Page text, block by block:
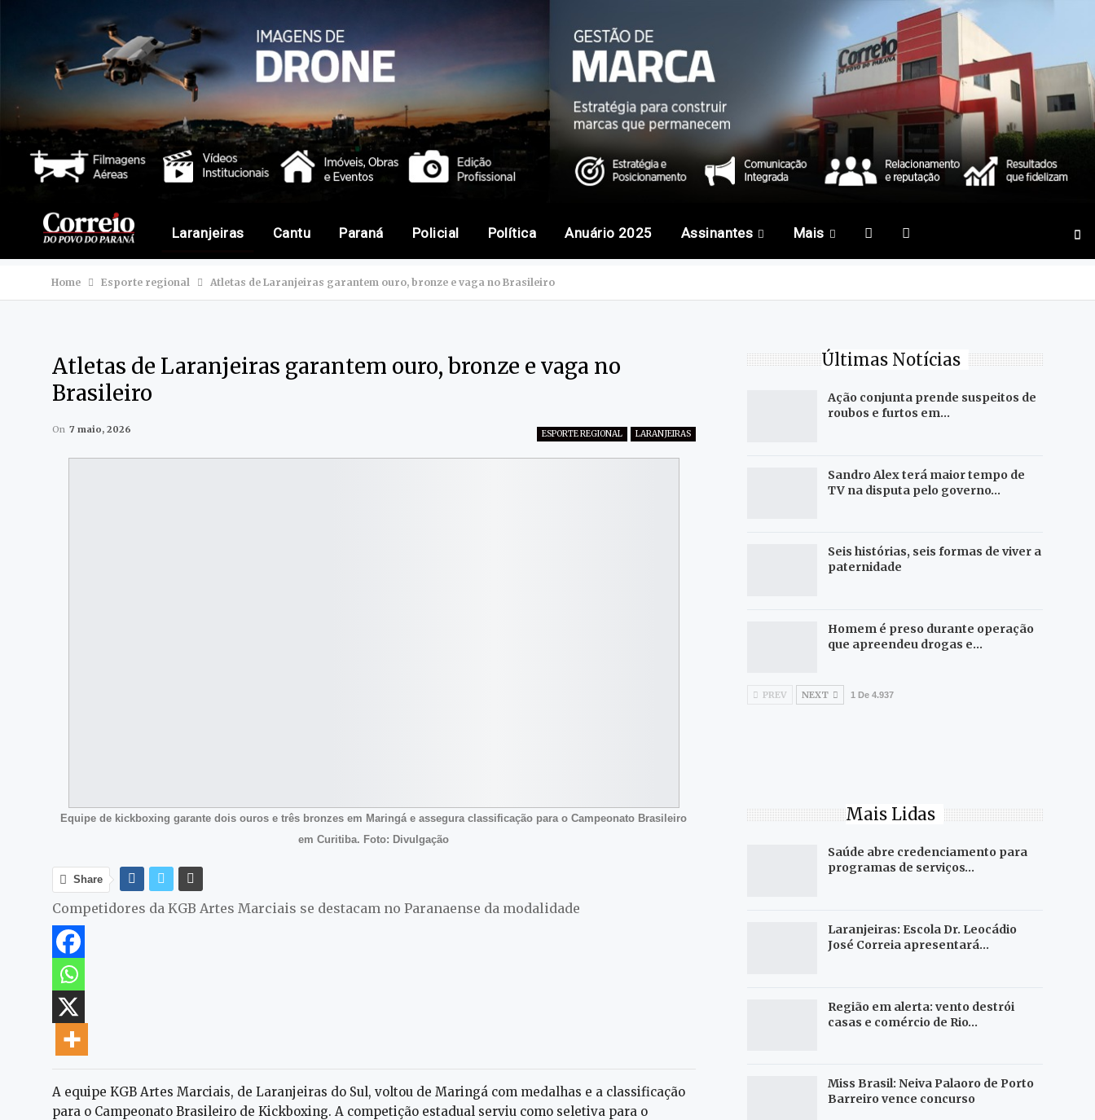
Laranjeiras Cantu Paraná Policial Política Anuário 2025 Assinantes Mais
Home Esporte regional Atletas de Laranjeiras garantem ouro, bronze e vaga no Brasileiro
Atletas de Laranjeiras garantem ouro, bronze e vaga no
Brasileiro
ESPORTE REGIONAL LARANJEIRAS
On 7 maio, 2026
Equipe de kickboxing garante dois ouros e três bronzes em Maringá e assegura classificação para o Campeonato Brasileiro
em Curitiba. Foto: Divulgação
Share
Competidores da KGB Artes Marciais se destacam no Paranaense da modalidade
A equipe KGB Artes Marciais, de Laranjeiras do Sul, voltou de Maringá com medalhas e a classificação
para o Campeonato Brasileiro de Kickboxing. A competição estadual serviu como seletiva para o
Últimas Notícias
Ação conjunta prende suspeitos de
roubos e furtos em…
Sandro Alex terá maior tempo de
TV na disputa pelo governo…
Seis histórias, seis formas de viver a
paternidade
Homem é preso durante operação
que apreendeu drogas e…
PREV NEXT 1 De 4.937
Mais Lidas
Saúde abre credenciamento para
programas de serviços…
Laranjeiras: Escola Dr. Leocádio
José Correia apresentará…
Região em alerta: vento destrói
casas e comércio de Rio…
Miss Brasil: Neiva Palaoro de Porto
Barreiro vence concurso